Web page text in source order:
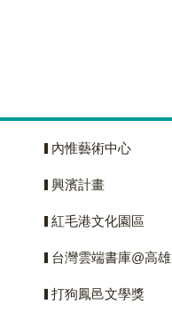
的提問——當
內惟藝術中心
興濱計畫
紅毛港文化園區
台灣雲端書庫@高雄
打狗鳳邑文學獎